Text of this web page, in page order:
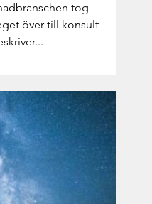
tog
över till kon­sult­